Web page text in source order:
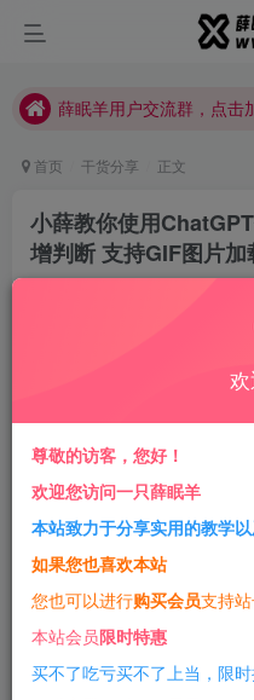
薛眠羊用户交流群，点击
薛眠羊用户交流群，点击
首页 干货分享 正文
小薛教你使用
增判断 支持GIF图片加
很多用户反馈动态图片为什
下来这篇文章可能对您有帮
供大家参考！
解决思路
首先，我们需要定位问题
尊敬的访客，您好！
欢迎您访问一只薛眠羊
本站致力于分享实用的教学
如果您也喜欢本站
您也可以进行购买会员支持
本站会员限时特惠
买不了吃亏买不了上当，限时